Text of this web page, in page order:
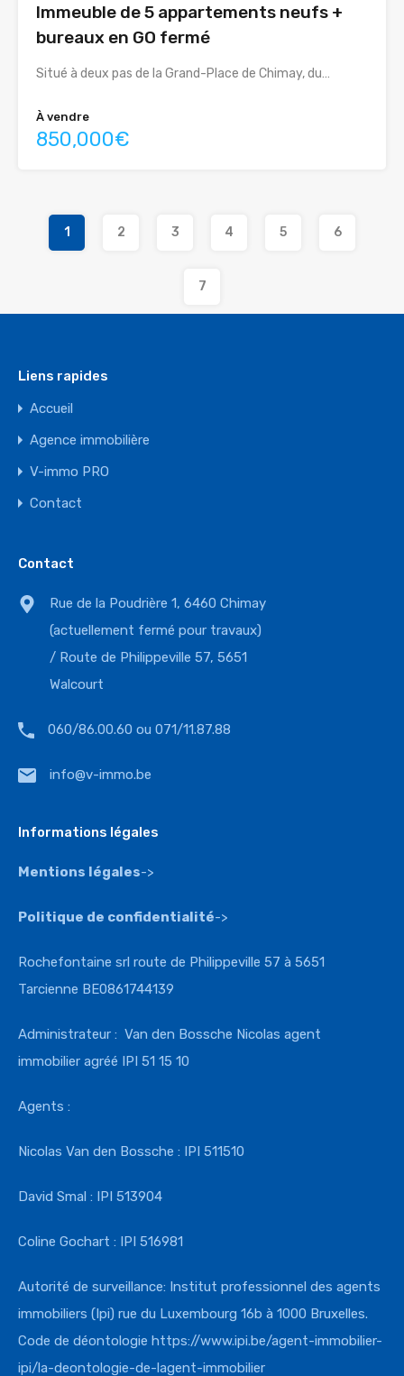
Immeuble de 5 appartements neufs +
bureaux en GO fermé
Situé à deux pas de la Grand-Place de Chimay, du…
À vendre
850,000€
1 2 3 4 5 6
7
Liens rapides
Accueil
Agence immobilière
V-immo PRO
Contact
Contact
Rue de la Poudrière 1, 6460 Chimay
(actuellement fermé pour travaux)
/ Route de Philippeville 57, 5651
Walcourt
060/86.00.60 ou 071/11.87.88
info@v-immo.be
Informations légales
Mentions légales->
Politique de confidentialité->
Rochefontaine srl route de Philippeville 57 à 5651
Tarcienne BE0861744139
Administrateur : Van den Bossche Nicolas agent
immobilier agréé IPI 51 15 10
Agents :
Nicolas Van den Bossche : IPI 511510
David Smal : IPI 513904
Coline Gochart : IPI 516981
Autorité de surveillance: Institut professionnel des agents
immobiliers (Ipi) rue du Luxembourg 16b à 1000 Bruxelles.
Code de déontologie https://www.ipi.be/agent-immobilier-
ipi/la-deontologie-de-lagent-immobilier